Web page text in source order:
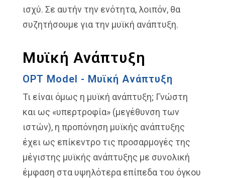
ισχύ. Σε αυτήν την ενότητα, λοιπόν, θα
συζητήσουμε για την μυϊκή ανάπτυξη.
Μυϊκή Ανάπτυξη
OPT Model - Μυϊκή Ανάπτυξη
Τι είναι όμως η μυϊκή ανάπτυξη; Γνώστη
και ως «υπερτροφία» (μεγέθυνση των
ιστών), η προπόνηση μυϊκής ανάπτυξης
έχει ως επίκεντρο τις προσαρμογές της
μέγιστης μυϊκής ανάπτυξης με συνολική
έμφαση στα υψηλότερα επίπεδα του όγκου